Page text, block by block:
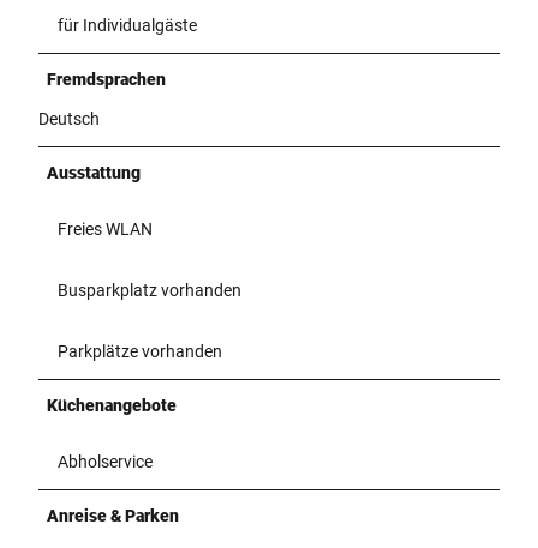
für Individualgäste
Fremdsprachen
Deutsch
Ausstattung
Freies WLAN
Busparkplatz vorhanden
Parkplätze vorhanden
Küchenangebote
Abholservice
Anreise & Parken